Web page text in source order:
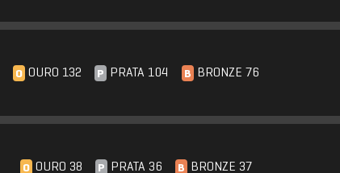
O OURO 132 P PRATA 104 B BRONZE 76
O OURO 38 P PRATA 36 B BRONZE 37